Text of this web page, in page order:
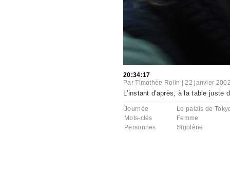
20:34:17
ParTimothée Rolin |22 janvier
L'instant d'après, à la table juste
Journée
Le palais de
Mots-clés
Femme
Personnes
Sigolène